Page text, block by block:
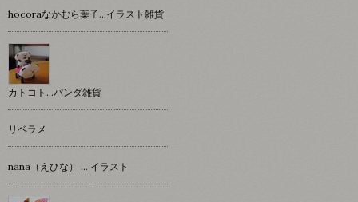
hocoraなかむら葉子…イラスト雑貨
カトコト…パンダ雑貨
リベラメ
nana（えひな） … イラスト